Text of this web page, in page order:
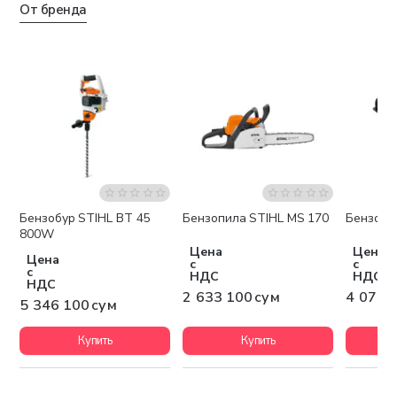
От бренда
Бесплатная доставка
Бензобур STIHL BT 45
800W
Цена
с
НДС
5 346 100 сум
Купить
Бесплатная доставка
Бензопила STIHL MS 170
Цена
с
НДС
2 633 100 сум
Купить
Цена
с
НДС
4 071